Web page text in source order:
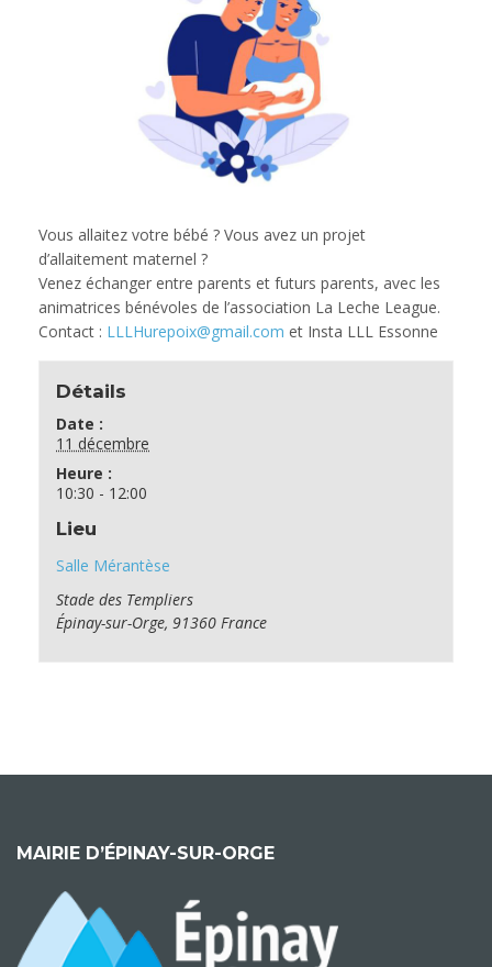
Vous allaitez votre bébé ? Vous avez un projet
d’allaitement maternel ?
Venez échanger entre parents et futurs parents, avec les
animatrices bénévoles de l’association La Leche League.
Contact : LLLHurepoix@gmail.com et Insta LLL Essonne
Détails
Date :
11 décembre
Heure :
10:30 - 12:00
Lieu
Salle Mérantèse
Stade des Templiers
Épinay-sur-Orge, 91360 France
MAIRIE D’ÉPINAY-SUR-ORGE